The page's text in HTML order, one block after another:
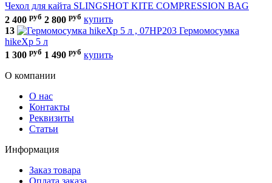
Чехол для кайта SLINGSHOT KITE COMPRESSION BAG
2 400 руб 2 800 руб купить
13
Гермомосумка
hikeXp 5 л
1 300 руб 1 490 руб купить
О компании
О нас
Контакты
Реквизиты
Статьи
Информация
Заказ товара
Оплата заказа